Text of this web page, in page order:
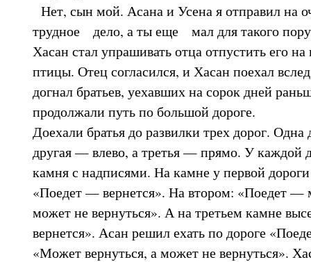
Нет, сын мой. Асана и Усена я отправил на
трудное дело, а ты еще мал для такого
Хасан стал упрашивать отца отпустить его
птицы. Отец согласился, и Хасан поехал
догнал братьев, уехавших на сорок дней
продолжали путь по большой дороге.
Доехали братья до развилки трех дорог. Одна
другая — влево, а третья — прямо. У каждой
камня с надписями. На камне у первой
«Поедет — вернется». На втором: «Поедет —
может не вернуться». А на третьем камне
вернется». Асан решил ехать по дороге
«Может вернуться, а может не вернуться».